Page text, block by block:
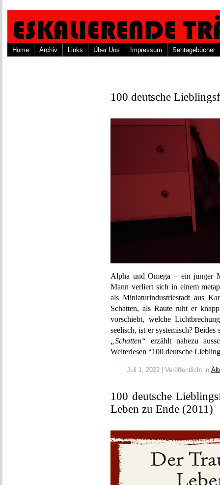
Home Archiv Links Über Uns Impressum Sehtagebücher
100 deutsche
Alpha und Omega – ein junger
Mann verliert sich in einem
als Miniaturindustriestadt aus
Schatten, als Raute ruht er
vorschiebt, welche
seelisch, ist er systemisch?
„Schatten“ erzählt nahezu
Weiterlesen “100 deutsche
Juli 1, 2022 | Veröffentlicht in
100 deutsche
Leben zu Ende (2011)